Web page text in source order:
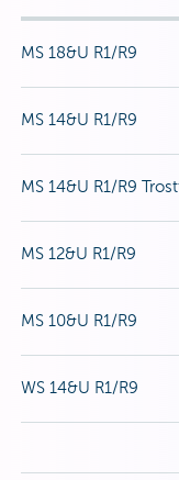
MS 18&U R1/R9
MS 14&U R1/R9
MS 14&U R1/R9
MS 12&U R1/R9
MS 10&U R1/R9
WS 14&U R1/R9